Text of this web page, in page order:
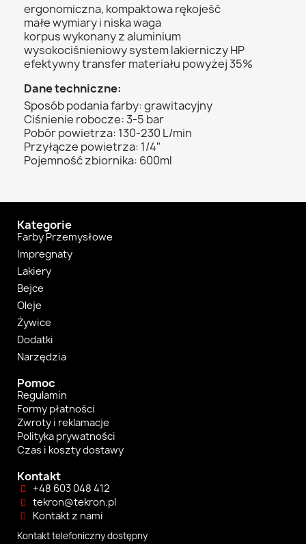
ergonomiczna, kompaktowa rękojeść
małe wymiary i niska waga
korpus wykonany z aluminium
wysokociśnieniowy system lakierniczy HP
efektywny transfer materiału powyżej 35%
Dane techniczne:
Sposób podania farby: grawitacyjny
Ciśnienie robocze: 3-5 bar
Pobór powietrza: 130-230 L/min
Przyłącze powietrza: 1/4"
Pojemność zbiornika: 600ml
Kategorie
Farby Przemysłowe
Impregnaty
Lakiery
Bejce
Oleje
Żywice
Dodatki
Narzędzia
Pomoc
Regulamin
Formy płatności
Zwroty i reklamacje
Polityka prywatności
Czas i koszty dostawy
Kontakt
+48 603 048 412
tekron@tekron.pl
Kontakt z nami
Kontakt telefoniczny dostępny